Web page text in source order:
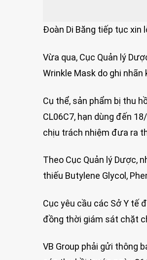
Đoàn Di Băng tiếp tục xin
Vừa qua, Cục Quản lý
Wrinkle Mask do ghi
Cụ thể, sản phẩm bị thu
CL06C7, hạn dùng đến
chịu trách nhiệm đưa ra
Theo Cục Quản lý Dược,
thiếu Butylene Glycol,
Cục yêu cầu các Sở Y tế
đồng thời giám sát chặt
VB Group phải gửi thông